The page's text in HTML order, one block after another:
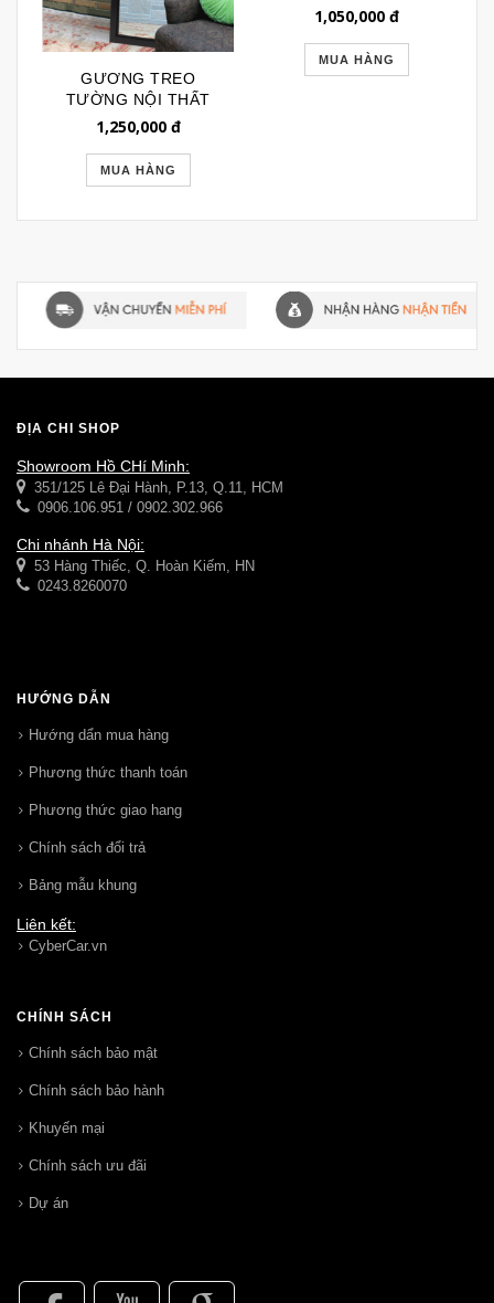
GƯƠNG TREO
TƯỜNG NỘI THẤT
KHUNG ĐEN TRƠN
1,250,000đ
MUA HÀNG
1,050,000đ
MUA HÀNG
ĐỊA CHỈ SHOP
Showroom Hồ CHí Minh:
351/125 Lê Đại Hành, P.13, Q.11, HCM
0906.106.951 / 0902.302.966
Chi nhánh Hà Nội:
53 Hàng Thiếc, Q. Hoàn Kiếm, HN
0243.8260070
HƯỚNG DẪN
Hướng dẩn mua hàng
Phương thức thanh toán
Phương thức giao hang
Chính sách đổi trả
Bảng mẫu khung
Liên kết:
CyberCar.vn
CHÍNH SÁCH
Chính sách bảo mật
Chính sách bảo hành
Khuyến mại
Chính sách ưu đãi
Dự án